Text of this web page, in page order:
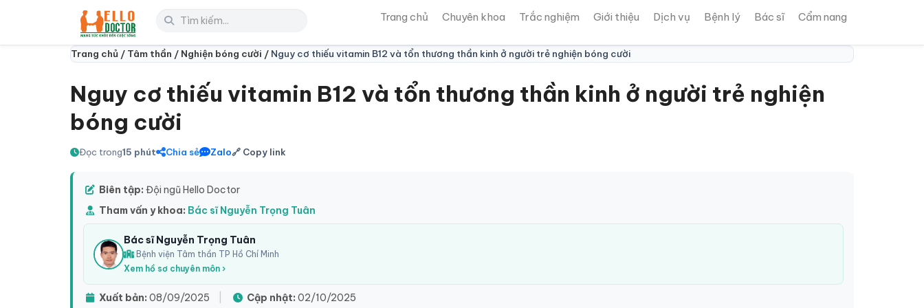
Trang chủ Chuyên khoa Trắc nghiệm Giới thiệu Dịch vụ Bệnh lý Bác sĩ Cẩm nang
Trang chủ / Tâm thần / Nghiện bóng cười / Nguy cơ thiếu vitamin B12 và tổn thương thần kinh ở người trẻ nghiện bóng cười
Nguy cơ thiếu vitamin B12 và tổn thương thần kinh ở người trẻ nghiện
bóng cười
Đọc trong15 phút Chia sẻ Zalo🔗 Copy link
Biên tập: Đội ngũ Hello Doctor
Tham vấn y khoa: Bác sĩ Nguyễn Trọng Tuân
Bác sĩ Nguyễn Trọng Tuân
Bệnh viện Tâm thần TP Hồ Chí Minh
Xem hồ sơ chuyên môn ›
Xuất bản: 08/09/2025 Cập nhật: 02/10/2025